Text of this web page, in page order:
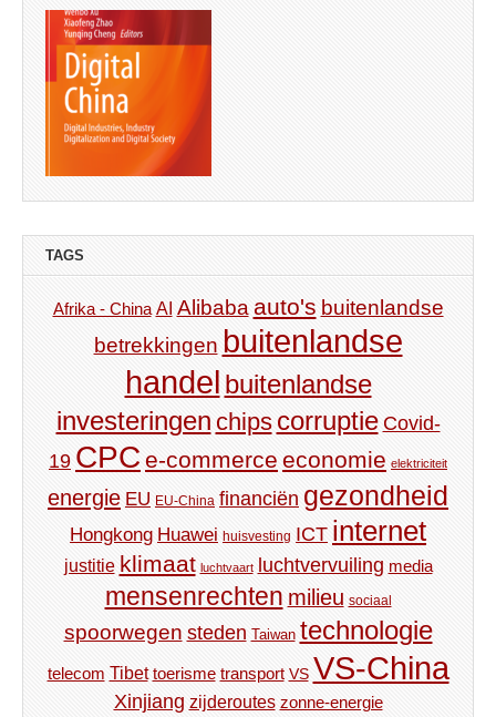
TAGS
Afrika - China AI Alibaba auto's buitenlandse
betrekkingen buitenlandse
handel buitenlandse
investeringen chips corruptie Covid-
19 CPC e-commerce economie elektriciteit
energie EU EU-China financiën gezondheid
Hongkong Huawei huisvesting ICT internet
justitie klimaat luchtvaart luchtvervuiling media
mensenrechten milieu sociaal
spoorwegen steden Taiwan technologie
telecom Tibet toerisme transport VS VS-China
Xinjiang zijderoutes zonne-energie